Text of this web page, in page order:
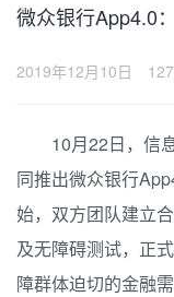
微众银行App4.0
2019年12月10日
10月22日，信
同推出微众银行
始，双方团队建立
及无障碍测试，正
障群体迫切的金融需